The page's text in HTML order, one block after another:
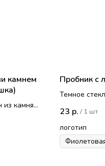
камнем
из камня.
жёлтая
Пробник с
Темное
В комплекте
заглушкой
23 р. / 1 шт
логотип